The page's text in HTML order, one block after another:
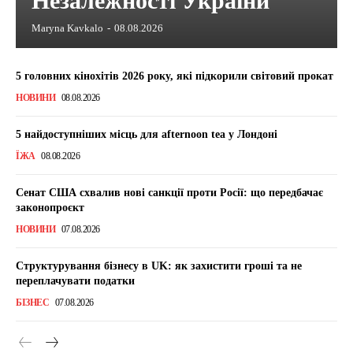
Maryna Kavkalo - 08.08.2026
5 головних кінохітів 2026 року, які підкорили світовий прокат
НОВИНИ 08.08.2026
5 найдоступніших місць для afternoon tea у Лондоні
ЇЖА 08.08.2026
Сенат США схвалив нові санкції проти Росії: що передбачає
законопроєкт
НОВИНИ 07.08.2026
Структурування бізнесу в UK: як захистити гроші та не
переплачувати податки
БІЗНЕС 07.08.2026